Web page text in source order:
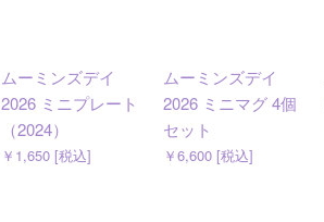
ムーミンズデイ
2026 ミニプレート
（2024）
￥1,650 [税込]
ムーミンズデイ
2026 ミニマグ 4個
セット
￥6,600 [税込]